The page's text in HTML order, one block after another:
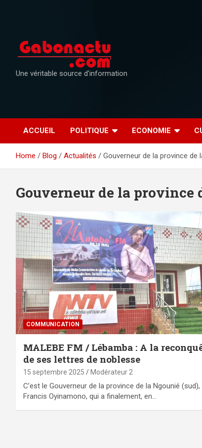
Une véritable source d'information
ACCUEIL POLITIQUE ECONOMIE
Home Blog Actualités Gouverneur de la province de
Gouverneur de la province
COMMUNICATION
MALEBE FM / Lébamba : A la
de ses lettres de noblesse
15 septembre 2025 Modérateur 2
C’est le Gouverneur de la province de la Ngounié (sud),
Francis Oyinamono, qui a finalement, en…